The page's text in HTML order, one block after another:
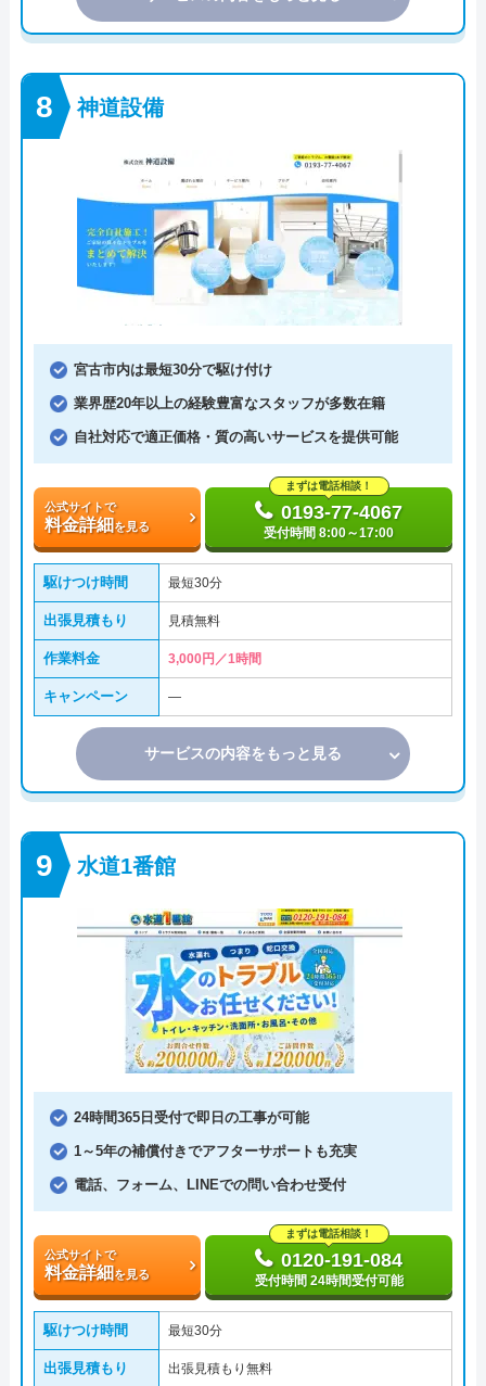
神道設備
宮古市内は最短30分で駆け付け
業界歴20年以上の経験豊富なスタッフが多数在籍
自社対応で適正価格・質の高いサービスを提供可能
公式サイトで
料金詳細を見る
まずは電話相談！
0193-77-4067
受付時間 8:00～17:00
駆けつけ時間 最短30分
出張見積もり 見積無料
作業料金 3,000円／1時間
キャンペーン ―
サービスの内容をもっと見る
水道1番館
24時間365日受付で即日の工事が可能
1～5年の補償付きでアフターサポートも充実
電話、フォーム、LINEでの問い合わせ受付
公式サイトで
料金詳細を見る
まずは電話相談！
0120-191-084
受付時間 24時間受付可能
駆けつけ時間 最短30分
出張見積もり 出張見積もり無料